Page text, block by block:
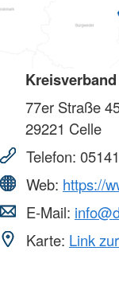
77er Straße
29221 Celle
Telefon:
Web: https://
E-Mail:
Karte: Link